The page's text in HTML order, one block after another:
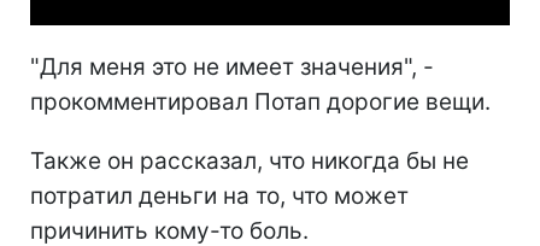
"Для меня это не имеет значения", -
прокомментировал Потап дорогие вещи.
Также он рассказал, что никогда бы не
потратил деньги на то, что может
причинить кому-то боль.